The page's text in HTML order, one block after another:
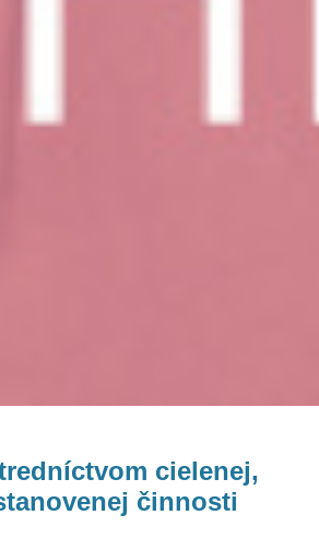
cielenej,
činnosti